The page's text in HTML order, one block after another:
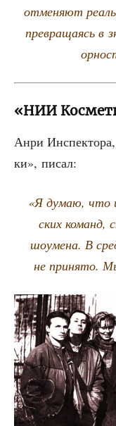
отме­ня­ют
пре­вра­ща­ясь в
«НИИ
Анри
ки», писал:
«Я думаю, что
ских команд,
шоуме­на. В
не при­ня­то.